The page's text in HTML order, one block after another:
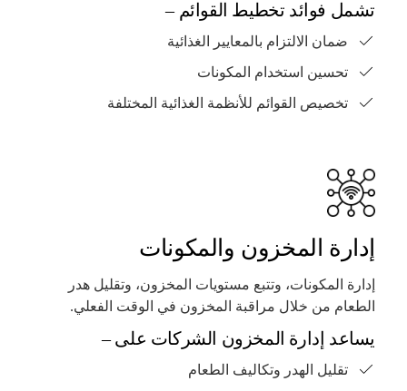
تشمل فوائد تخطيط القوائم –
ضمان الالتزام بالمعايير الغذائية
تحسين استخدام المكونات
تخصيص القوائم للأنظمة الغذائية المختلفة
إدارة المخزون والمكونات
إدارة المكونات، وتتبع مستويات المخزون، وتقليل هدر
الطعام من خلال مراقبة المخزون في الوقت الفعلي.
يساعد إدارة المخزون الشركات على –
تقليل الهدر وتكاليف الطعام